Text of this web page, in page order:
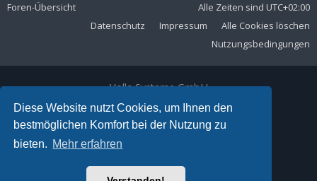
Diese Website nutzt Cookies, um Ihnen den
bestmöglichen Komfort bei der Nutzung zu
bieten. Mehr erfahren
Foren-Übersicht Alle Zeiten sind UTC+02:00
Alle Cookies löschen
Impressum
Datenschutz
Nutzungsbedingungen
Volla Systeme GmbH
Kölner Straße 102
42897 Remscheid
Telefon:+49 2191 59897 61
E-Mail: